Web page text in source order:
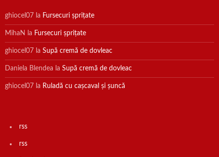
ghiocel07 la Fursecuri șprițate
MihaN la Fursecuri șprițate
ghiocel07 la Supă cremă de dovleac
Daniela Blendea la Supă cremă de dovleac
ghiocel07 la Ruladă cu cașcaval și șuncă
rss
rss